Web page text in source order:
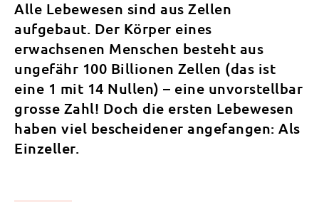
Alle Lebewesen sind aus Zellen
aufgebaut. Der Körper eines
erwachsenen Menschen besteht aus
ungefähr 100 Billionen Zellen (das ist
eine 1 mit 14 Nullen) – eine unvorstellbar
grosse Zahl! Doch die ersten Lebewesen
haben viel bescheidener angefangen: Als
Einzeller.